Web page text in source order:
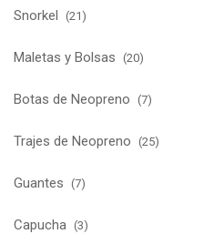
Snorkel (21)
Maletas y Bolsas (20)
Botas de Neopreno (7)
Trajes de Neopreno (25)
Guantes (7)
Capucha (3)